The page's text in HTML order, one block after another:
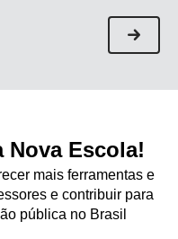
Nova Escola!
mais ferramentas e
e contribuir para
pública no Brasil